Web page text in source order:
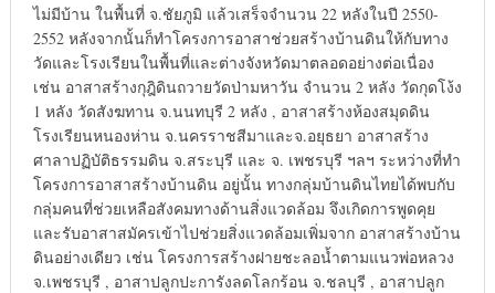
ไม่มีบ้าน ในพื้นที่ จ.ชัยภูมิ แล้วเสร็จจำนวน 22 หลังในปี 2550-
2552 หลังจากนั้นก็ทำโครงการอาสาช่วยสร้างบ้านดินให้กับทาง
วัดและโรงเรียนในพื้นที่และต่างจังหวัดมาตลอดอย่างต่อเนื่อง
เช่น อาสาสร้างกุฎิดินถวายวัดป่ามหาวัน จำนวน 2 หลัง วัดกุดโง้ง
1 หลัง วัดสังฆทาน จ.นนทบุรี 2 หลัง , อาสาสร้างห้องสมุดดิน
โรงเรียนหนองห่าน จ.นครราชสีมาและจ.อยุธยา อาสาสร้าง
ศาลาปฏิบัติธรรมดิน จ.สระบุรี และ จ. เพชรบุรี ฯลฯ ระหว่างที่ทำ
โครงการอาสาสร้างบ้านดิน อยู่นั้น ทางกลุ่มบ้านดินไทยได้พบกับ
กลุ่มคนที่ช่วยเหลือสังคมทางด้านสิ่งแวดล้อม จึงเกิดการพูดคุย
และรับอาสาสมัครเข้าไปช่วยสิ่งแวดล้อมเพิ่มจาก อาสาสร้างบ้าน
ดินอย่างเดียว เช่น โครงการสร้างฝายชะลอน้ำตามแนวพ่อหลวง
จ.เพชรบุรี , อาสาปลูกปะการังลดโลกร้อน จ.ชลบุรี , อาสาปลูก